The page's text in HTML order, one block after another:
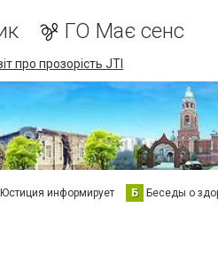
ГО Має сенс
про прозорість JTI
Юстиция информирует Б Беседы о